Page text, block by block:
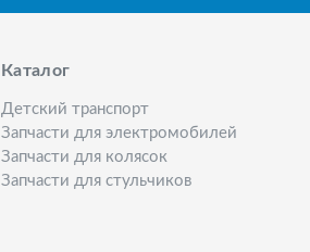
Каталог
Детский транспорт
Запчасти для электромобилей
Запчасти для колясок
Запчасти для стульчиков